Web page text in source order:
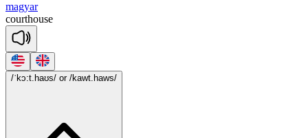
magyar
courthouse
/ˈkɔ:t.haʊs/ or /kawt.haws/